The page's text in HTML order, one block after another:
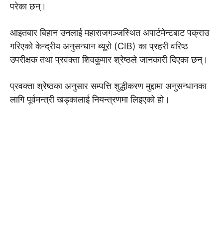
परेका छन्।
आइतबार बिहान उनलाई महाराजगञ्जस्थित अपार्टमेन्टबाट पक्राउ
गरिएको केन्द्रीय अनुसन्धान ब्यूरो (CIB) का प्रहरी वरिष्ठ
उपरीक्षक तथा प्रवक्ता शिवकुमार श्रेष्ठले जानकारी दिएका छन्।
प्रवक्ता श्रेष्ठका अनुसार सम्पत्ति शुद्धीकरण मुद्दामा अनुसन्धानका
लागि पूर्वमन्त्री खड्कालाई नियन्त्रणमा लिइएको हो।